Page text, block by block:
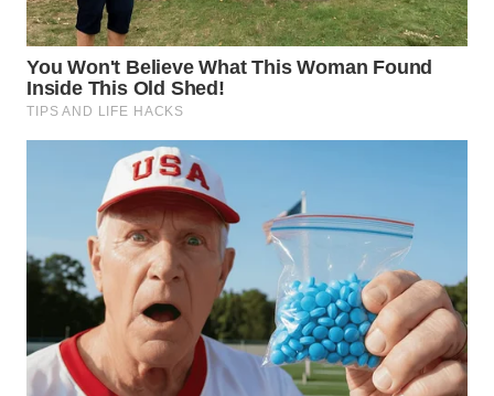
LANGKAT
WN
TAPANULI
SELATAN
TANJUNG
LESUNG
WN
KARO
WN
SIMALUNGUN